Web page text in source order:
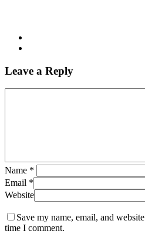
Leave a Reply
Name *
Email *
Website
Save my name, email, and
time I comment.